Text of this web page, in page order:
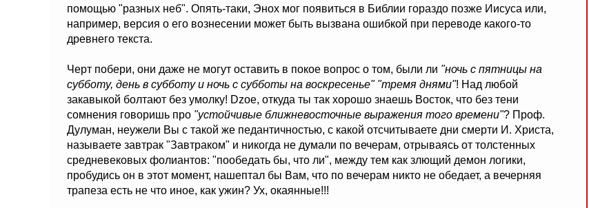
помощью "разных неб". Опять-таки, Энох мог появиться в Библии гораздо позже Иисуса или,
например, версия о его вознесении может быть вызвана ошибкой при переводе какого-то
древнего текста.
Черт побери, они даже не могут оставить в покое вопрос о том, были ли "ночь с пятницы на
субботу, день в субботу и ночь с субботы на воскресенье" "тремя днями"! Над любой
закавыкой болтают без умолку! Dzoe, откуда ты так хорошо знаешь Восток, что без тени
сомнения говоришь про "устойчивые ближневосточные выражения того времени"? Проф.
Дулуман, неужели Вы с такой же педантичностью, с какой отсчитываете дни смерти И. Христа,
называете завтрак "Завтраком" и никогда не думали по вечерам, отрываясь от толстенных
средневековых фолиантов: "пообедать бы, что ли", между тем как злющий демон логики,
пробудись он в этот момент, нашептал бы Вам, что по вечерам никто не обедает, а вечерняя
трапеза есть не что иное, как ужин? Ух, окаянные!!!